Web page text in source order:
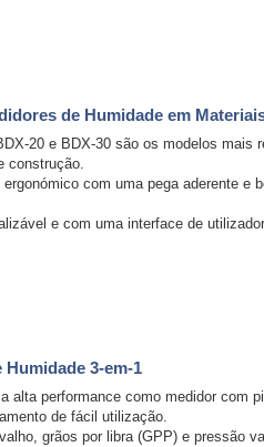
de Humidade em
20 e BDX-30 são os modelos mais
construção.
com uma pega aderente e
e com uma interface de
3-em-1
alta performance como medidor com
de fácil utilização.
grãos por libra (GPP) e pressão